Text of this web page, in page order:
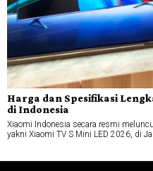
Harga dan Spesifikasi
di Indonesia
Xiaomi Indonesia secara resmi
yakni Xiaomi TV S Mini LED 2026, di